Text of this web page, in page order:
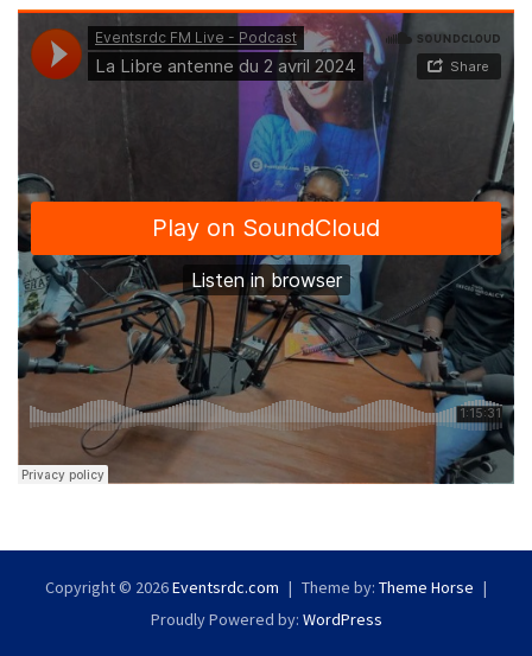
Copyright © 2026Eventsrdc.com Theme by: Theme Horse
Proudly Powered by: WordPress